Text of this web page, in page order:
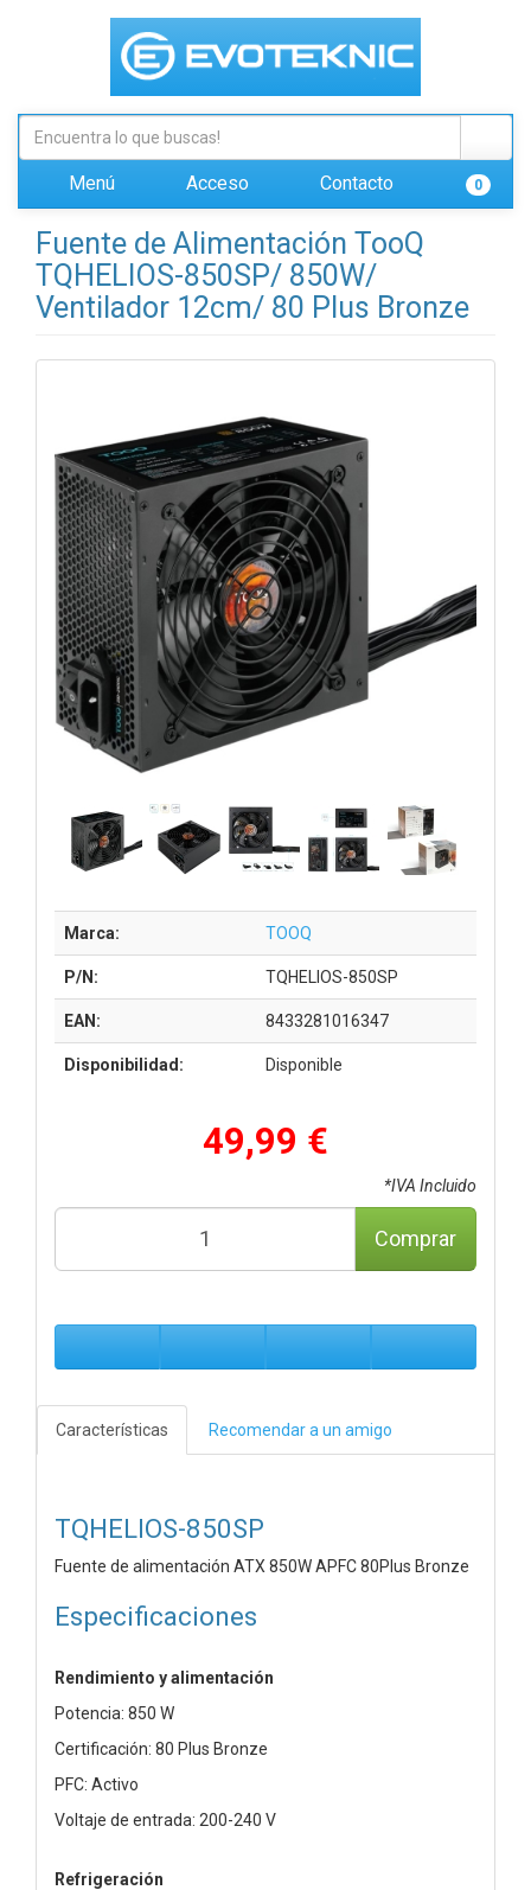
Menú Acceso Contacto 0
Fuente de Alimentación TooQ
TQHELIOS-850SP/ 850W/
Ventilador 12cm/ 80 Plus Bronze
Marca: TOOQ
P/N: TQHELIOS-850SP
EAN: 8433281016347
Disponibilidad: Disponible
49,99 €
*IVA Incluido
Comprar
Características Recomendar a un amigo
TQHELIOS-850SP
Fuente de alimentación ATX 850W APFC 80Plus Bronze
Especificaciones
Rendimiento y alimentación
Potencia: 850 W
Certificación: 80 Plus Bronze
PFC: Activo
Voltaje de entrada: 200-240 V
Refrigeración